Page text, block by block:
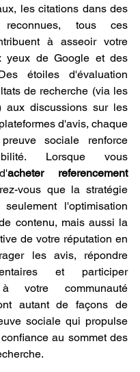
les citations dans des
reconnues, tous ces
à asseoir votre
yeux de Google et des
étoiles d'évaluation
de recherche (via les
aux discussions sur les
d'avis, chaque
sociale renforce
Lorsque vous
acheter referencement
vous que la stratégie
l'optimisation
contenu, mais aussi la
de votre réputation en
les avis, répondre
et participer
votre communauté
autant de façons de
sociale qui propulse
au sommet des